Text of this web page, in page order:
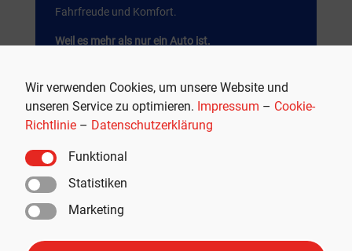
Wir verwenden Cookies, um unsere Website und
unseren Service zu optimieren. Impressum – Cookie-
Richtlinie – Datenschutzerklärung
Funktional
Statistiken
Marketing
Fahrfreude und Komfort.
Weil es mehr als nur ein Auto ist.
JETZT SHOPPEN
Werbung